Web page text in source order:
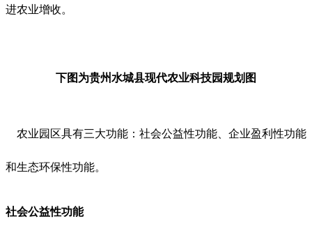
进农业增收。
下图为贵州水城县现代农业科技园规划图
农业园区具有三大功能：社会公益性功能、企业盈利性功能
和生态环保性功能。
社会公益性功能